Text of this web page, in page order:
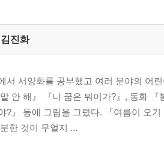
김진화
서 서양화를 공부했고 여러 분야의 어
안 해』 『니 꿈은 뭐이가?』, 동화
?』 등에 그림을 그렸다. 『여름이 오
한 것이 무얼지 ...